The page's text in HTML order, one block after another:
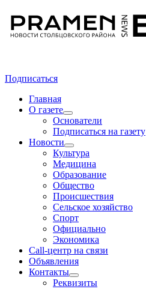
Подписаться
Главная
О газете
Основатели
Подписаться на газету
Новости
Культура
Медицина
Образование
Общество
Происшествия
Сельское хозяйство
Спорт
Официально
Экономика
Call-центр на связи
Объявления
Контакты
Реквизиты